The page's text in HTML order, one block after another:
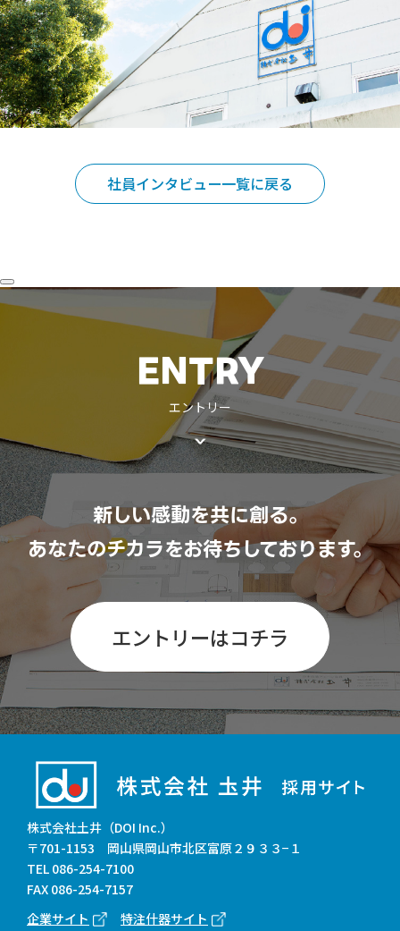
社員インタビュー一覧に戻る
ENTRY
エントリー
新しい感動を共に創る。
あなたのチカラをお待ちしております。
エントリーはコチラ
株式会社土井（DOI Inc.）
〒701-1153 岡山県岡山市北区富原２９３３−１
TEL 086-254-7100
FAX 086-254-7157
企業サイト
特注什器サイト